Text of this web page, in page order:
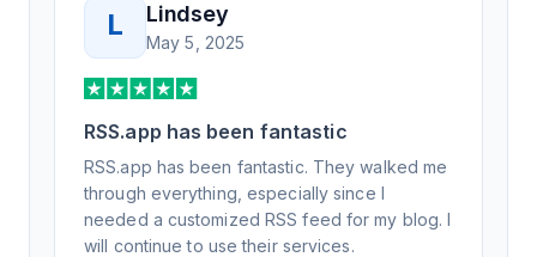
L Lindsey
May 5, 2025
RSS.app has been fantastic
RSS.app has been fantastic. They walked me
through everything, especially since I
needed a customized RSS feed for my blog. I
will continue to use their services.